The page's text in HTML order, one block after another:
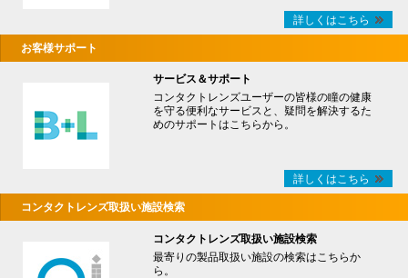
詳しくはこちら
お客様サポート
サービス＆サポート
コンタクトレンズユーザーの皆様の瞳の健康
を守る便利なサービスと、疑問を解決するた
めのサポートはこちらから。
詳しくはこちら
コンタクトレンズ取扱い施設検索
コンタクトレンズ取扱い施設検索
最寄りの製品取扱い施設の検索はこちらか
ら。